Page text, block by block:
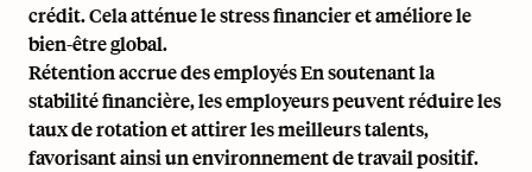
crédit. Cela atténue le stress financier et améliore le
bien-être global.
Rétention accrue des employés En soutenant la
stabilité financière, les employeurs peuvent réduire les
taux de rotation et attirer les meilleurs talents,
favorisant ainsi un environnement de travail positif.